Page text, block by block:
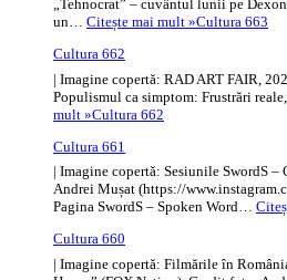
„Tehnocrat” – cuvântul lunii pe
un… Citește mai mult »Cultura 663
Cultura 662
| Imagine copertă: RAD ART FAIR,
Populismul ca simptom: Frustrări
mult »Cultura 662
Cultura 661
| Imagine copertă: Sesiunile SwordS
Andrei Mușat (https://
Pagina SwordS – Spoken Word…
Cultura 660
| Imagine copertă: Filmările în